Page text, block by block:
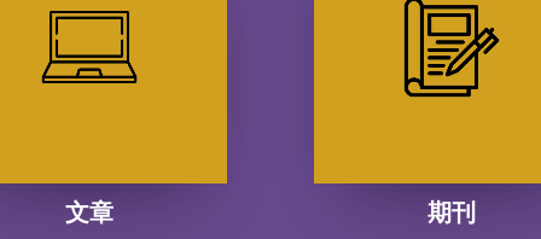
文章 期刊